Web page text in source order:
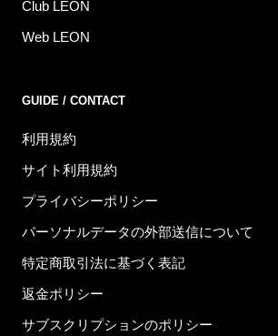
Club LEON
Web LEON
GUIDE / CONTACT
利用規約
サイト利用規約
プライバシーポリシー
パーソナルデータの外部送信について
特定商取引法に基づく表記
返金ポリシー
サブスクリプションのポリシー